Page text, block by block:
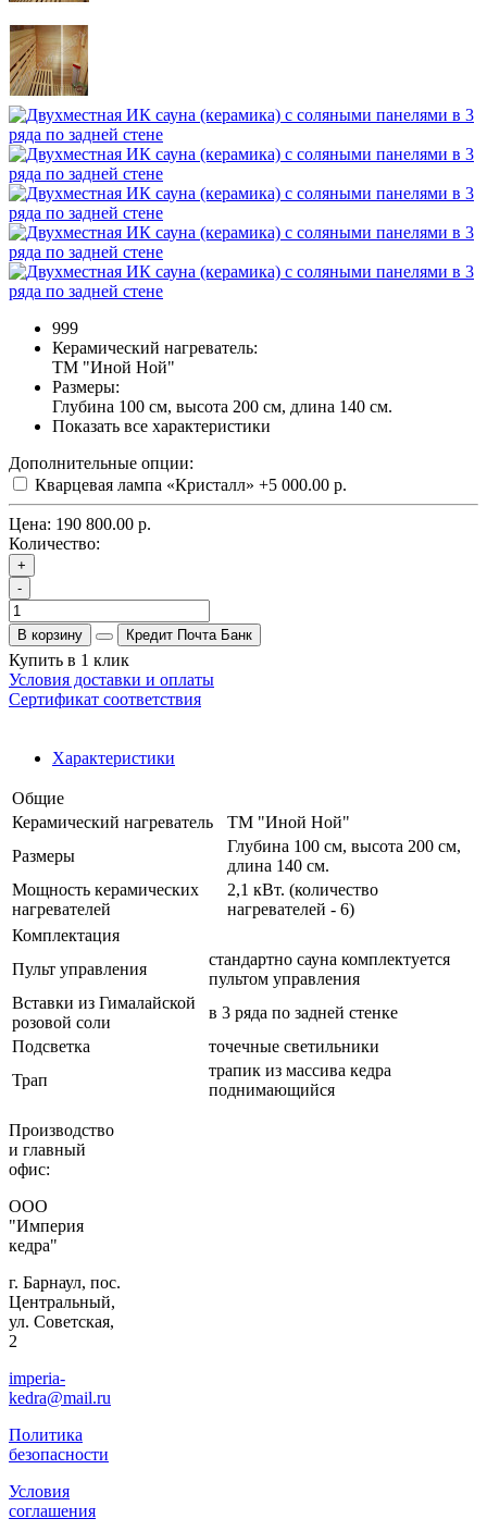
999
Керамический нагреватель:
ТМ "Иной Ной"
Размеры:
Глубина 100 см, высота 200 см, длина 140 см.
Показать все характеристики
Дополнительные опции:
Кварцевая лампа «Кристалл» +5 000.00 р.
Цена: 190 800.00 р.
Количество:
+
-
В корзину Кредит Почта Банк
Купить в 1 клик
Условия доставки и оплаты
Сертификат соответствия
Характеристики
Общие
Керамический нагреватель
ТМ "Иной Ной"
Размеры
Глубина 100 см, высота 200 см,
длина 140 см.
Мощность керамических
нагревателей
2,1 кВт. (количество
нагревателей - 6)
Комплектация
Пульт управления
стандартно сауна комплектуется
пультом управления
Вставки из Гималайской
розовой соли
в 3 ряда по задней стенке
Подсветка
точечные светильники
Трап
трапик из массива кедра
поднимающийся
Производство
и главный
офис:
ООО
"Империя
кедра"
г. Барнаул, пос.
Центральный,
ул. Советская,
2
imperia-
kedra@mail.ru
Политика
безопасности
Условия
соглашения